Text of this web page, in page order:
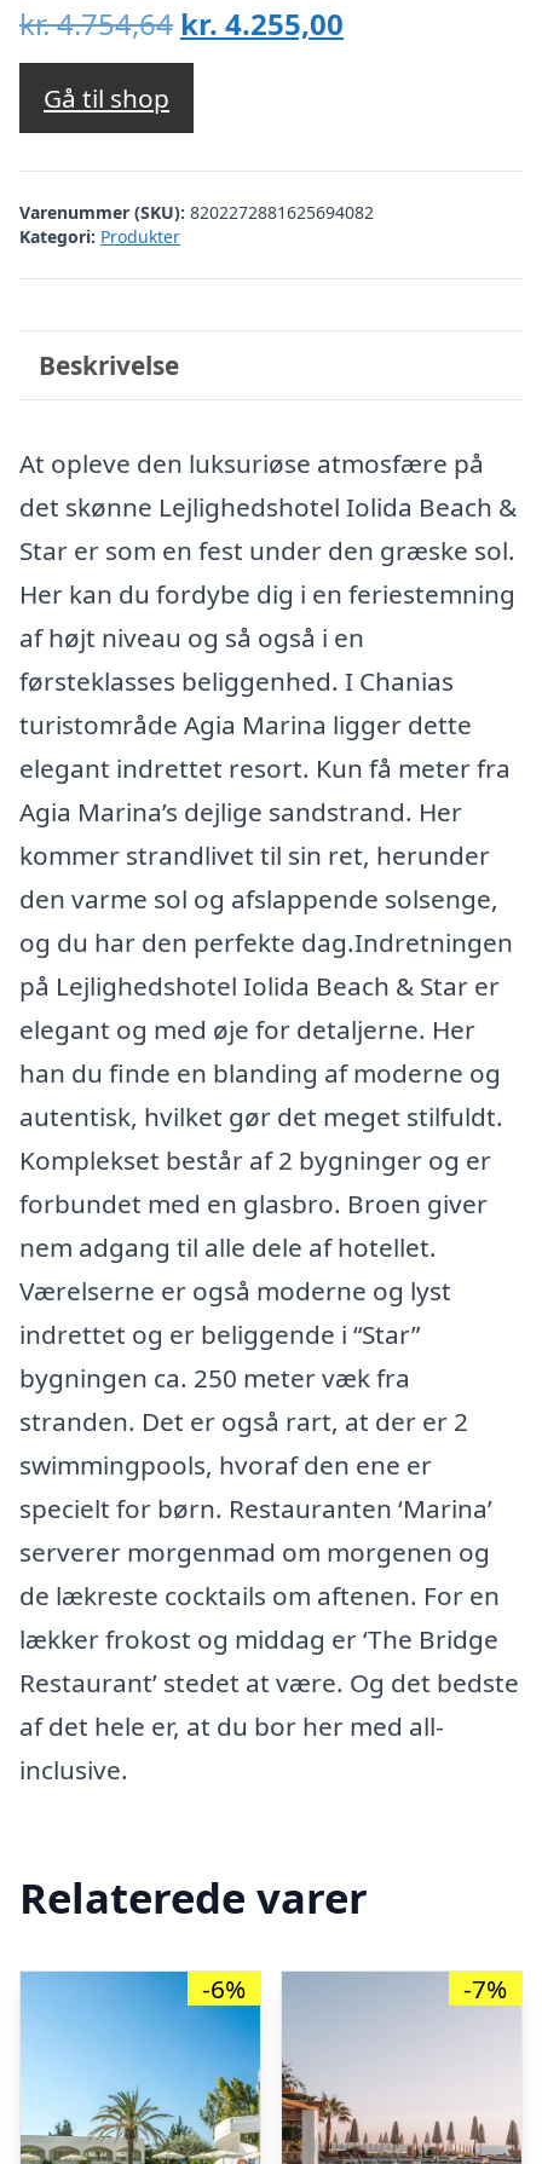
kr.4.754,64 Den
oprindelige
var:
kr. 4.754,64.
kr. 4.255,00
kr. 4.255,00.
Gå til shop
Varenummer (SKU): 8202272881625694082
Kategori: Produkter
Beskrivelse
At opleve den luksuriøse atmosfære på
det skønne Lejlighedshotel Iolida Beach &
Star er som en fest under den græske sol.
Her kan du fordybe dig i en feriestemning
af højt niveau og så også i en
førsteklasses beliggenhed. I Chanias
turistområde Agia Marina ligger dette
elegant indrettet resort. Kun få meter fra
Agia Marina’s dejlige sandstrand. Her
kommer strandlivet til sin ret, herunder
den varme sol og afslappende solsenge,
og du har den perfekte dag.Indretningen
på Lejlighedshotel Iolida Beach & Star er
elegant og med øje for detaljerne. Her
han du finde en blanding af moderne og
autentisk, hvilket gør det meget stilfuldt.
Komplekset består af 2 bygninger og er
forbundet med en glasbro. Broen giver
nem adgang til alle dele af hotellet.
Værelserne er også moderne og lyst
indrettet og er beliggende i “Star”
bygningen ca. 250 meter væk fra
stranden. Det er også rart, at der er 2
swimmingpools, hvoraf den ene er
specielt for børn. Restauranten ‘Marina’
serverer morgenmad om morgenen og
de lækreste cocktails om aftenen. For en
lækker frokost og middag er ‘The Bridge
Restaurant’ stedet at være. Og det bedste
af det hele er, at du bor her med all-
inclusive.
Relaterede varer
-6% -7%